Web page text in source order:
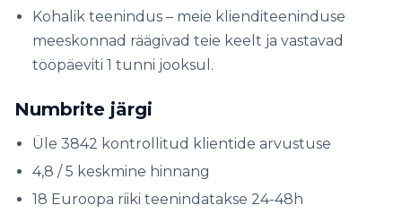
Kohalik teenindus – meie klienditeeninduse
meeskonnad räägivad teie keelt ja vastavad
tööpäeviti 1 tunni jooksul.
Numbrite järgi
Üle 3842 kontrollitud klientide arvustuse
4,8 / 5 keskmine hinnang
18 Euroopa riiki teenindatakse 24-48h